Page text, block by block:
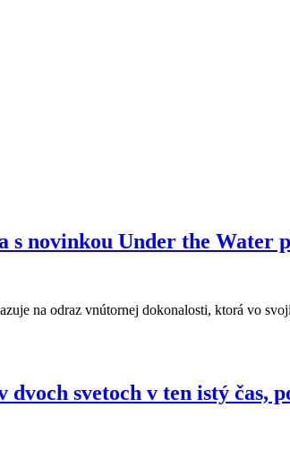
s novinkou Under the Water
na odraz vnútornej dokonalosti, ktorá vo
dvoch svetoch v ten istý čas,